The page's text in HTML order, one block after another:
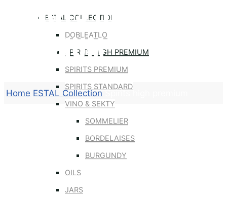
ESTAL COLLECTION
DOBLEATLO
SPIRITS HIGH PREMIUM
SPIRITS PREMIUM
SPIRITS STANDARD
VINO & SEKTY
SOMMELIER
BORDELAISES
BURGUNDY
OILS
JARS
SPIRITS HIGH
PREMIUM
Home ESTAL Collection Spirits high premium